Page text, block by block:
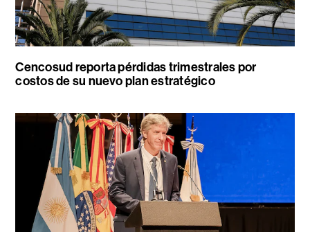
Cencosud reporta pérdidas trimestrales por
costos de su nuevo plan estratégico